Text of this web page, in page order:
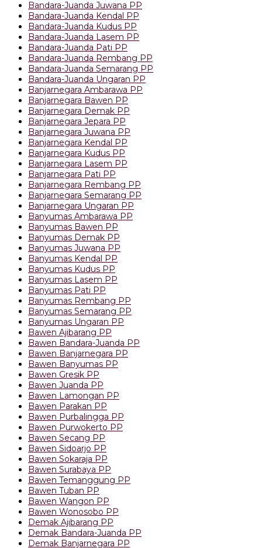
Bandara-Juanda Juwana PP
Bandara-Juanda Kendal PP
Bandara-Juanda Kudus PP
Bandara-Juanda Lasem PP
Bandara-Juanda Pati PP
Bandara-Juanda Rembang PP
Bandara-Juanda Semarang PP
Bandara-Juanda Ungaran PP
Banjarnegara Ambarawa PP
Banjarnegara Bawen PP
Banjarnegara Demak PP
Banjarnegara Jepara PP
Banjarnegara Juwana PP
Banjarnegara Kendal PP
Banjarnegara Kudus PP
Banjarnegara Lasem PP
Banjarnegara Pati PP
Banjarnegara Rembang PP
Banjarnegara Semarang PP
Banjarnegara Ungaran PP
Banyumas Ambarawa PP
Banyumas Bawen PP
Banyumas Demak PP
Banyumas Juwana PP
Banyumas Kendal PP
Banyumas Kudus PP
Banyumas Lasem PP
Banyumas Pati PP
Banyumas Rembang PP
Banyumas Semarang PP
Banyumas Ungaran PP
Bawen Ajibarang PP
Bawen Bandara-Juanda PP
Bawen Banjarnegara PP
Bawen Banyumas PP
Bawen Gresik PP
Bawen Juanda PP
Bawen Lamongan PP
Bawen Parakan PP
Bawen Purbalingga PP
Bawen Purwokerto PP
Bawen Secang PP
Bawen Sidoarjo PP
Bawen Sokaraja PP
Bawen Surabaya PP
Bawen Temanggung PP
Bawen Tuban PP
Bawen Wangon PP
Bawen Wonosobo PP
Demak Ajibarang PP
Demak Bandara-Juanda PP
Demak Banjarnegara PP